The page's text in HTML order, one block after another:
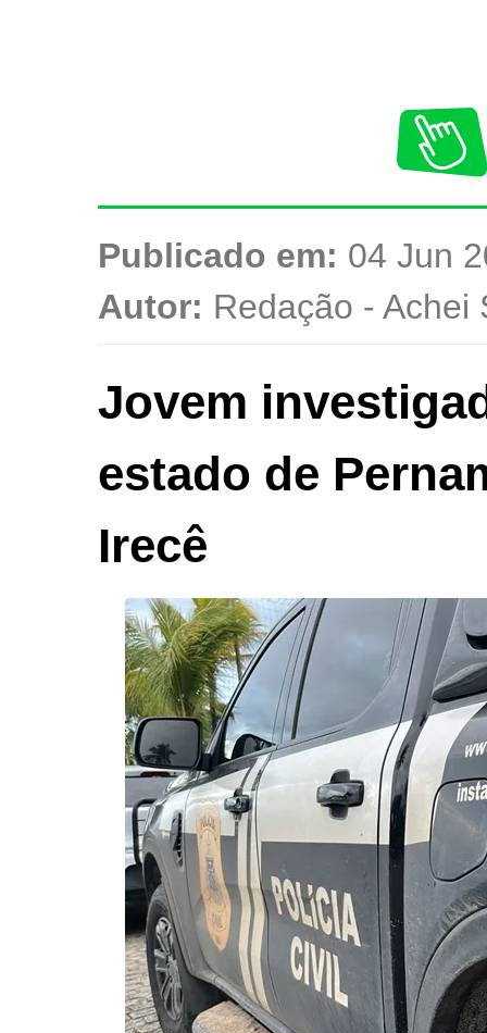
Publicado em: 04 Jun
Autor: Redação - Achei
Jovem
estado de
Irecê